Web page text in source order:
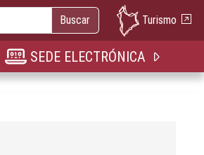
Buscar Turismo
SEDE ELECTRÓNICA